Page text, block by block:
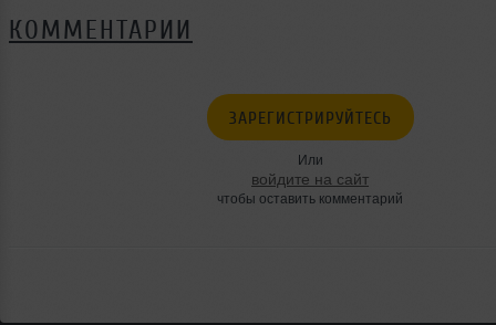
КОММЕНТАРИИ
ЗАРЕГИСТРИРУЙТЕСЬ
Или
войдите на сайт
чтобы оставить комментарий